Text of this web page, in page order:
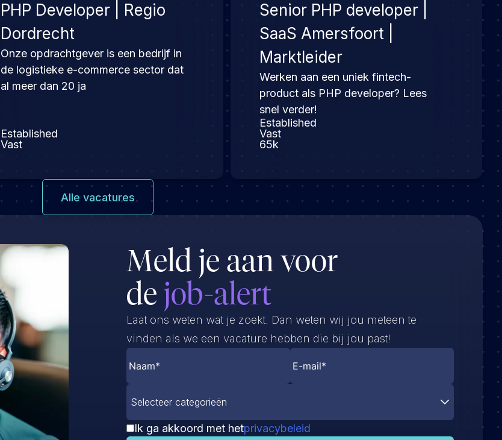
PHP Developer | Regio
Dordrecht
Onze opdrachtgever is een bedrijf in
de logistieke e-commerce sector dat
al meer dan 20 ja
Established
Vast
Senior PHP developer |
SaaS Amersfoort |
Marktleider
Werken aan een uniek fintech-
product als PHP developer? Lees
snel verder!
Established
Vast
65k
Alle vacatures
Meld je aan voor
dejob-alert
Laat ons weten wat je zoekt. Dan weten wij jou meteen te
vinden als we een vacature hebben die bij jou past!
Selecteer categorieën
Ik ga akkoord met hetprivacybeleid